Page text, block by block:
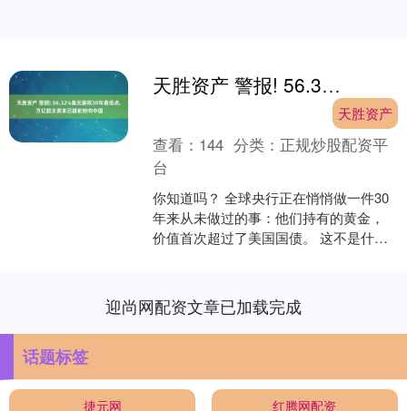
天胜资产 警报! 56.32%美元霸权30年最低点, 万亿犹太资本已提前转向中国
天胜资产
查看： 144 分类： 正规炒股配资平
台
你知道吗？ 全球央行正在悄悄做一件30
年来从未做过的事：他们持有的黄金，
价值首次超过了美国国债。 这不是什么
迎尚网配资文章已加载完成
话题标签
捷元网 红腾网配资